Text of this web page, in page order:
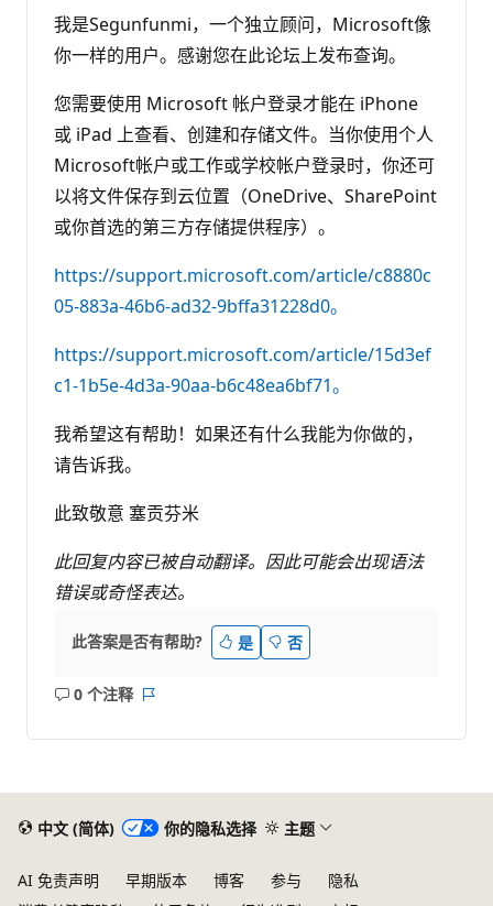
我是Segunfunmi，一个独立顾问，Microsoft像
你一样的用户。感谢您在此论坛上发布查询。
您需要使用 Microsoft 帐户登录才能在 iPhone
或 iPad 上查看、创建和存储文件。当你使用个人
Microsoft帐户或工作或学校帐户登录时，你还可
以将文件保存到云位置（OneDrive、SharePoint
或你首选的第三方存储提供程序）。
https://support.microsoft.com/article/c8880c
05-883a-46b6-ad32-9bffa31228d0。
https://support.microsoft.com/article/15d3ef
c1-1b5e-4d3a-90aa-b6c48ea6bf71。
我希望这有帮助！如果还有什么我能为你做的，
请告诉我。
此致敬意 塞贡芬米
此回复内容已被自动翻译。因此可能会出现语法
错误或奇怪表达。
此答案是否有帮助? 是 否
0 个注释
无
中文 (简体) 你的隐私选择 主题
AI 免责声明 早期版本 博客 参与
隐私